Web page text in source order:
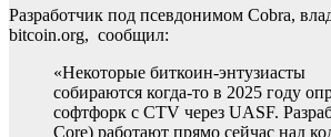
Разработчик под псевдонимом Cobra,
bitcoin.org, сообщил:
«Некоторые биткоин-энтузиасты
собираются когда-то в 2025 году
софтфорк с CTV через UASF.
Core) работают прямо сейчас над